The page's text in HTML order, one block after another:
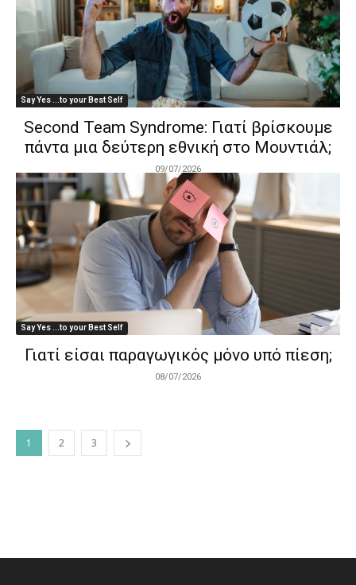
Say Yes ...to your Best Self
Second Team Syndrome: Γιατί βρίσκουμε
πάντα μια δεύτερη εθνική στο Μουντιάλ;
09/07/2026
Say Yes ...to your Best Self
Γιατί είσαι παραγωγικός μόνο υπό πίεση;
08/07/2026
1 2 3